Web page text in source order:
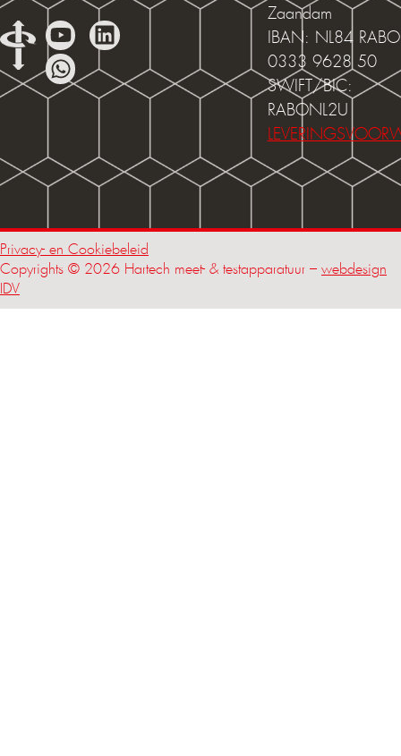
Zaandam
IBAN: NL84 RABO
0333 9628 50
SWIFT/BIC:
RABONL2U
Privacy- en Cookiebeleid
Copyrights © 2026 Hartech meet- & testapparatuur – webdesign
IDV